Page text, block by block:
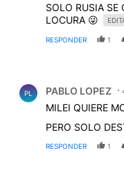
SOLO RUSIA SE
LOCURA 😜
RESPONDER 1
PL PABLO LOPEZ
MILEI QUIERE
PERO SOLO
RESPONDER 1